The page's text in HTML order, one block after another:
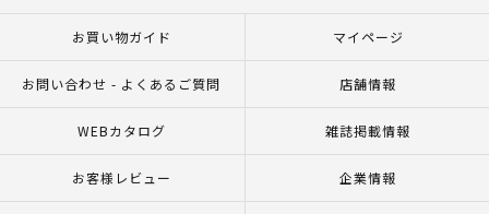
お買い物ガイド マイページ
お問い合わせ - よくあるご質問 店舗情報
WEBカタログ 雑誌掲載情報
お客様レビュー 企業情報